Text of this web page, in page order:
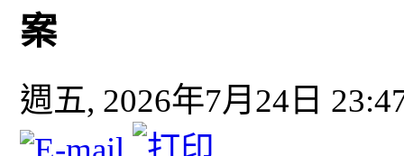
案
週五, 2026年7月24日